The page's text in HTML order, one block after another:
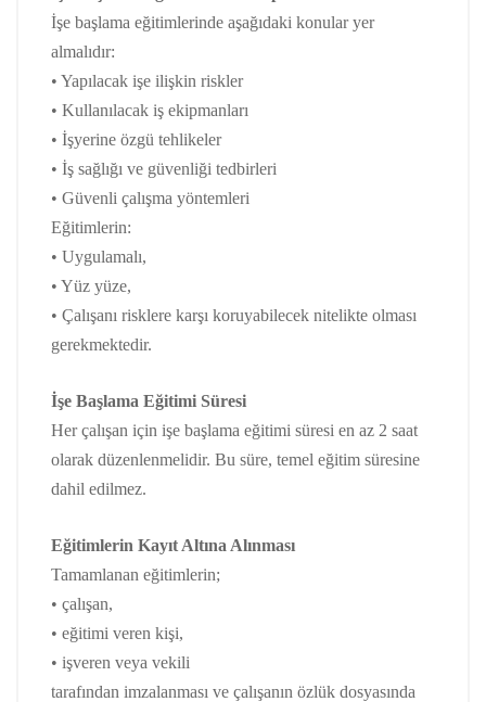
İşe başlama eğitimlerinde aşağıdaki konular yer
almalıdır:
• Yapılacak işe ilişkin riskler
• Kullanılacak iş ekipmanları
• İşyerine özgü tehlikeler
• İş sağlığı ve güvenliği tedbirleri
• Güvenli çalışma yöntemleri
Eğitimlerin:
• Uygulamalı,
• Yüz yüze,
• Çalışanı risklere karşı koruyabilecek nitelikte olması
gerekmektedir.
İşe Başlama Eğitimi Süresi
Her çalışan için işe başlama eğitimi süresi en az 2 saat
olarak düzenlenmelidir. Bu süre, temel eğitim süresine
dahil edilmez.
Eğitimlerin Kayıt Altına Alınması
Tamamlanan eğitimlerin;
• çalışan,
• eğitimi veren kişi,
• işveren veya vekili
tarafından imzalanması ve çalışanın özlük dosyasında